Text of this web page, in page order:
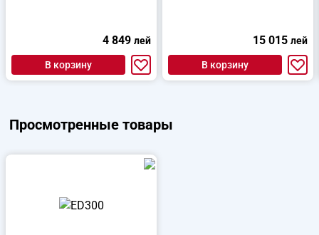
4 849 лей
В корзину
15 015 лей
В корзину
Просмотренные товары